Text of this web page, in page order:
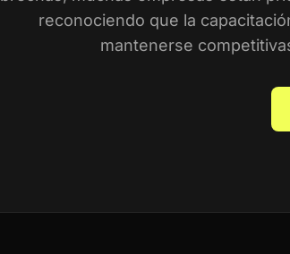
reconociendo que la
mantenerse